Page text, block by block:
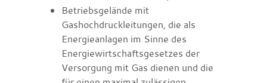
Betriebsgelände mit
Gashochdruckleitungen, die als
Energieanlagen im Sinne des
Energiewirtschaftsgesetzes der
Versorgung mit Gas dienen und die